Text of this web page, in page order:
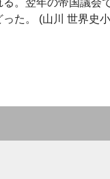
。翌年の帝国議会
た。 (山川 世界史